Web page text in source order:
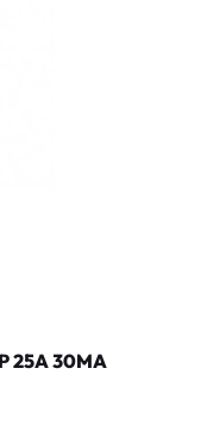
25A 30MA